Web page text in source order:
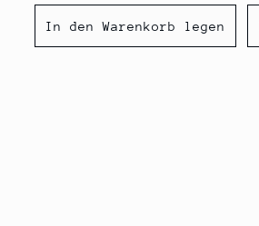
In den Warenkorb legen